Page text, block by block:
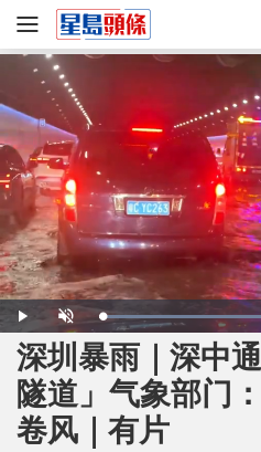
P
l
a
y
U
n
m
t
e
L
o
d
e
:
8
1
深圳暴雨｜深中
隧道」气象部门
卷风｜有片